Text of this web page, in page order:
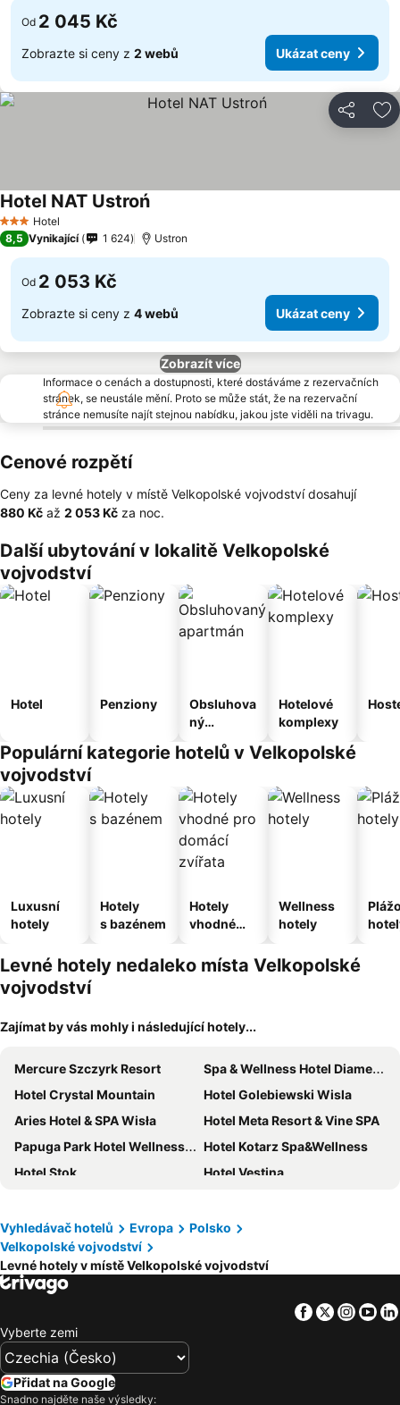
Od 2 045 Kč
Zobrazte si ceny z 2 webů Ukázat ceny
Sdílet
3 Počet hvězdiček
Hotel
Hotel NAT UstrońUkázat ceny
8,5 Vynikající 1 624 Ustron
Od 2 053 Kč
Zobrazte si ceny z 4 webů Ukázat ceny
Zobrazít více
Informace o cenách a dostupnosti, které dostáváme z rezervačních
stránek, se neustále mění. Proto se může stát, že na rezervační
stránce nemusíte najít stejnou nabídku, jakou jste viděli na trivagu.
Cenové rozpětí
Ceny za levné hotely v místě Velkopolské vojvodství dosahují
‎880 Kč až ‎2 053 Kč za noc.
Další ubytování v lokalitě Velkopolské
vojvodství
Hotel Penziony
Obsluhova
ný
Hotelové
komplexy
Populární kategorie hotelů v Velkopolské
vojvodství
Luxusní
hotely
Hotely
s bazénem
Hotely
vhodné
domácí
zvířata
Wellness
hotely
Levné hotely nedaleko místa Velkopolské
vojvodství
Zajímat by vás mohly i následující hotely...
Mercure Szczyrk Resort
Spa & Wellness Hotel Diament Ustroń
Hotel Crystal Mountain
Hotel Golebiewski Wisla
Aries Hotel & SPA Wisła
Hotel Meta Resort & Vine SPA
Papuga Park Hotel Wellness Marrakesz & SPA
Hotel Kotarz Spa&Wellness
Hotel Stok
Hotel Vestina
Novotel Katowice Centrum
Hotel Belweder
Rynek 7
Aries Hotel & SPA Szczyrk
Mercure Cieszyn
Hotel Wisła Premium
ibis budget Katowice Centrum
Pokoje Gościnne u Klimosza
Rezydencja Czantoria & Spa
Vyhledávač hotelů Evropa
Polsko
Velkopolské vojvodství
Levné hotely v místě Velkopolské vojvodství
Facebook
Twitter
Vyberte zemi
Přidat na Google
Snadno najděte naše výsledky: